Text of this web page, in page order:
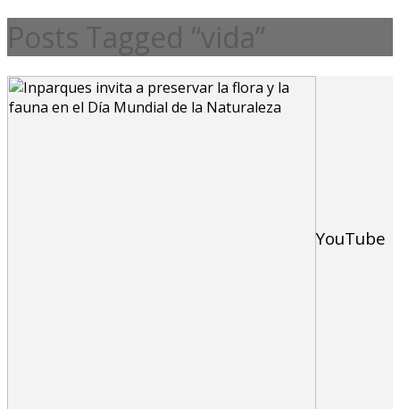
Posts Tagged “vida”
YouTube